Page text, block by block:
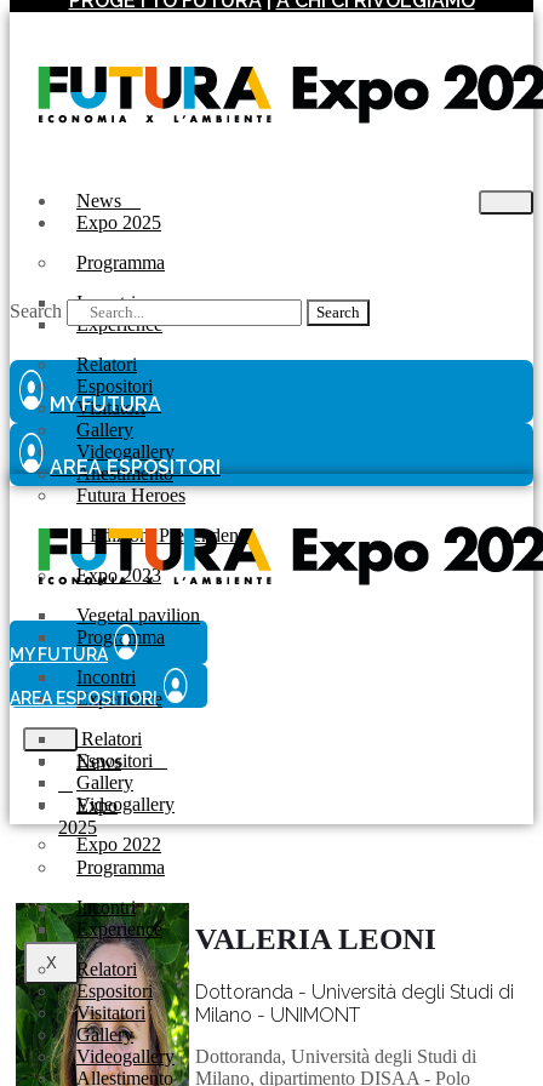
News
Expo 2025
Programma
Incontri
Experience
Relatori
Espositori
Visitatori
Gallery
Videogallery
Allestimento
Futura Heroes
| Edizioni Precendenti
Expo 2023
Vegetal pavilion
Programma
Incontri
Experience
Relatori
Espositori
Gallery
Videogallery
Expo 2022
X
Search Search
MY FUTURA
AREA ESPOSITORI
MY FUTURA
AREA ESPOSITORI
News
Expo
2025
Programma
Incontri
Experience
Relatori
Espositori
Visitatori
Gallery
Videogallery
Allestimento
VALERIA LEONI
Dottoranda - Università degli Studi di
Milano - UNIMONT
Dottoranda, Università degli Studi di
Milano, dipartimento DISAA - Polo